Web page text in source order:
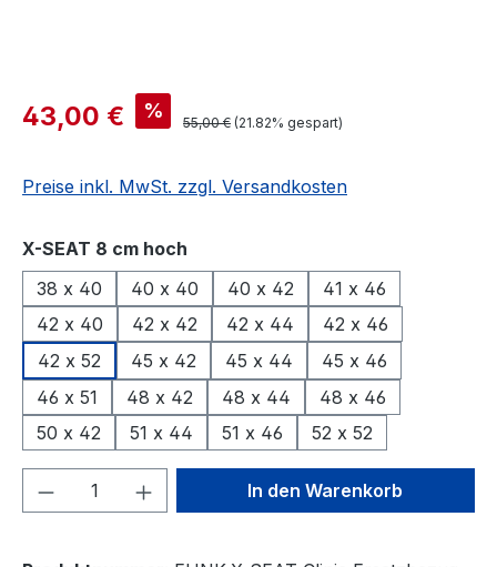
43,00 € %
55,00 € (21.82% gespart)
Preise inkl. MwSt. zzgl. Versandkosten
X-SEAT 8 cm hoch
38 x 40
40 x 40 40 x 42
41 x 46
42 x 40
42 x 42 42 x 44
42 x 46
42 x 52
45 x 42 45 x 44
45 x 46
46 x 51
48 x 42 48 x 44
48 x 46
50 x 42
51 x 44 51 x 46 52 x 52
Produkt Anzahl: Gib denIn den Warenkorb